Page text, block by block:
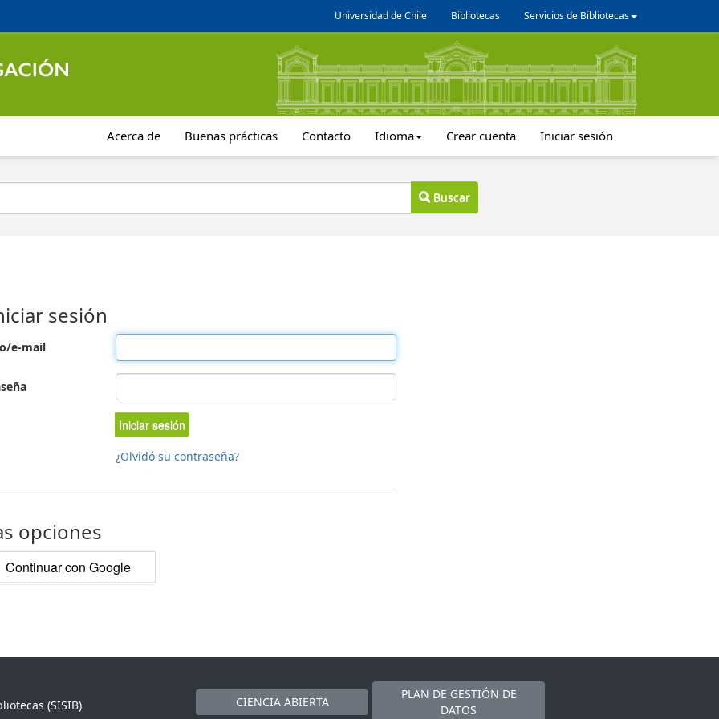
Universidad de Chile Bibliotecas Servicios de Bibliotecas
Acerca de Buenas prácticas Contacto Idioma Crear cuenta Iniciar sesión
Buscar
sesión
e-mail
Iniciar sesión
¿Olvidó su contraseña?
opciones
Continuar con Google
(SISIB)
CIENCIA ABIERTA
PLAN DE GESTIÓN DE
DATOS